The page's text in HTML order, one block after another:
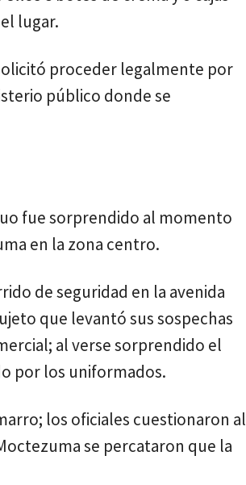
lugar.
proceder legalmente por
público donde se
fue sorprendido al momento
en la zona centro.
de seguridad en la avenida
que levantó sus sospechas
al verse sorprendido el
por los uniformados.
los oficiales cuestionaron al
se percataron que la